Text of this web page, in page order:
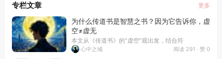
专栏文章 更多
为什么传道书是智慧之书？因为它告诉你，虚
空≠虚无
本文从《传道书》的“虚空”观出发，结合符
心中之城 阅读 291 · 赞 0